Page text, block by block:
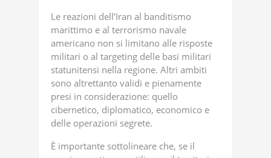
Le reazioni dell’Iran al banditismo
marittimo e al terrorismo navale
americano non si limitano alle risposte
militari o al targeting delle basi militari
statunitensi nella regione. Altri ambiti
sono altrettanto validi e pienamente
presi in considerazione: quello
cibernetico, diplomatico, economico e
delle operazioni segrete.
È importante sottolineare che, se il